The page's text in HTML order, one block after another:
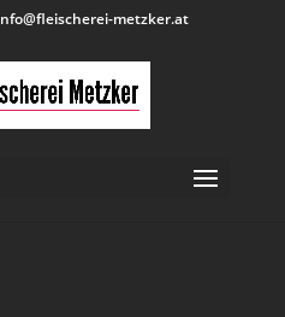
metzker.at